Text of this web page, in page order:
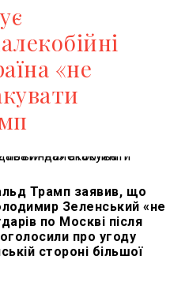
«не
Трамп заявив, що
Зеленський «не
по Москві після
про угоду
стороні більшої